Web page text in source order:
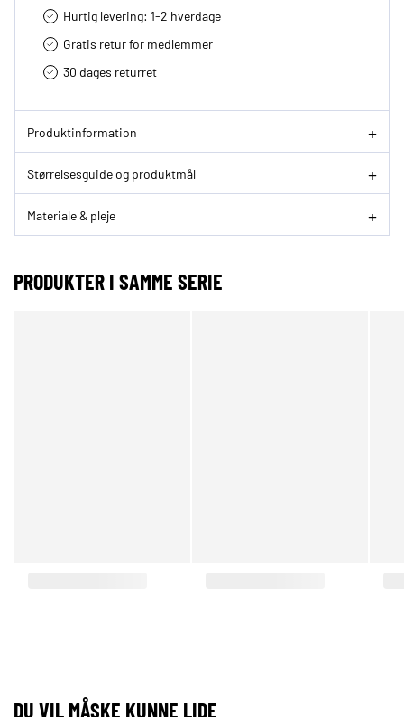
Hurtig levering­: 1-2 hverdage
Gratis retur for medlemmer
30 dages returret
Produktinformation
Størrelsesguide og produktmål
Materiale & pleje
PRODUKTER I SAMME SERIE
DU VIL MÅSKE KUNNE LIDE